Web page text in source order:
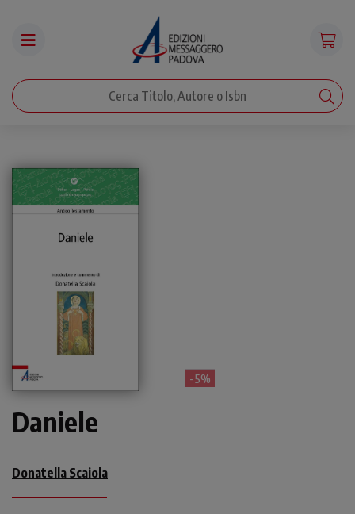
- 5%
Daniele
Donatella Scaiola